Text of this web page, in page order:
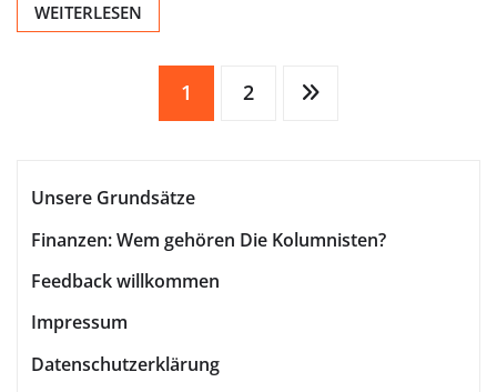
WEITERLESEN
Seitennummerierung
Beiträge
1 2
Unsere Grundsätze
Finanzen: Wem gehören Die Kolumnisten?
Feedback willkommen
Impressum
Datenschutzerklärung